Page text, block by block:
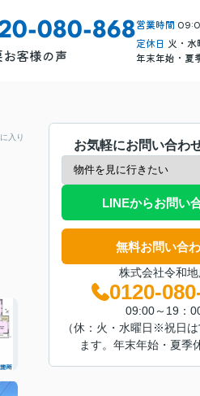
080-868
お客様の声
営業時間
定休日 火・
年末年始・夏
入り
お気軽にお問い合わ
LINEからお問い
無料お問い合
株式会社令和
0120-
09:00～19：
（休：火・水曜日※祝日
ます。年末年始・夏季